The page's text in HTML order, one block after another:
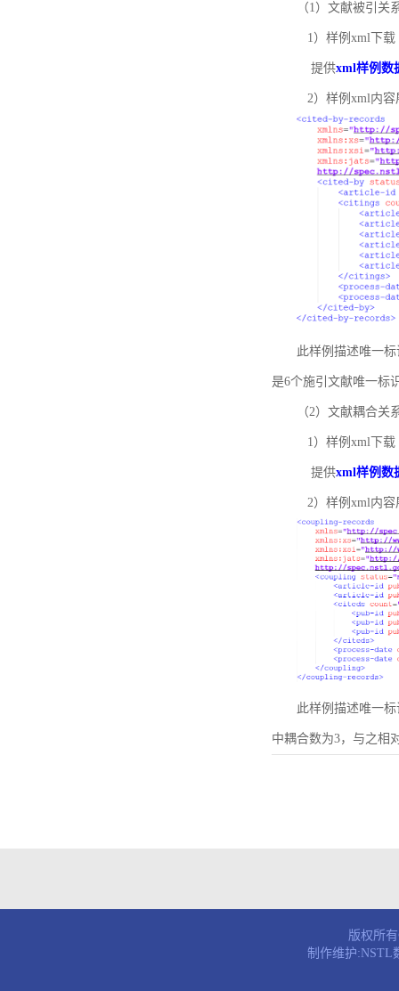
（1）文献被引关
1）样例xml下载
提供xml样例数
2）样例xml内容
此样例描述唯一标
是6个施引文献唯一标
（2）文献耦合关
1）样例xml下载
提供xml样例数
2）样例xml内容
此样例描述唯一标
中耦合数为3，与之相
版权所
制作维护:NSTL